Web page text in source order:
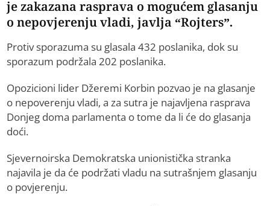
je zakazana rasprava o mogućem glasanju
o nepovjerenju vladi, javlja “Rojters”.
Protiv sporazuma su glasala 432 poslanika, dok su
sporazum podržala 202 poslanika.
Opozicioni lider Džeremi Korbin pozvao je na glasanje
o nepoverenju vladi, a za sutra je najavljena rasprava
Donjeg doma parlamenta o tome da li će do glasanja
doći.
Sjevernoirska Demokratska unionistička stranka
najavila je da će podržati vladu na sutrašnjem glasanju
o povjerenju.